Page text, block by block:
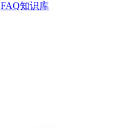
FAQ知识库